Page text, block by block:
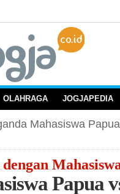
OLAHRAGA JOGJAPEDIA
Mahasiswa
Papua